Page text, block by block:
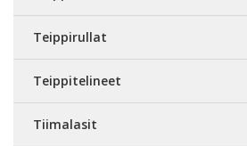
Teippirullat
Teippitelineet
Tiimalasit